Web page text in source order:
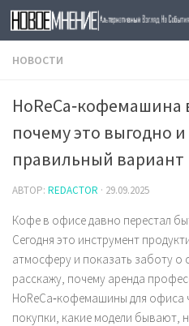
Skip to content
НОВОСТИ
HoReCa‑кофемашина
почему это выгодно
правильный вариант
АВТОР: REDACTOR · 29.09.2025
Кофе в офисе давно перестал
Сегодня это инструмент
атмосферу и показать заботу о
расскажу, почему аренда
HoReCa‑кофемашины для офиса
покупки, какие модели бывают,